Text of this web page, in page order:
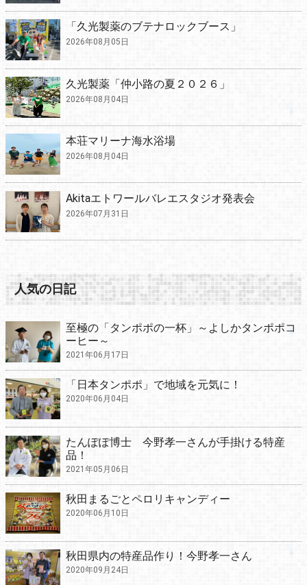
「久光製薬のブテナロックブース」
2026年08月05日
久光製薬「仲小路の夏２０２６」
2026年08月04日
本荘マリーナ海水浴場
2026年08月04日
Akitaエトワールバレエスタジオ発表会
2026年07月31日
人気の日記
至極の「タンポポの一杯」～よしかタンポポコ
ーヒー～
2021年06月17日
「日本タンポポ」で地域を元気に！
2020年06月04日
たんぽぽ博士 今野孝一さんが手掛ける特産
品！
2021年05月06日
秋田まるごとペロリキャンディー
2020年06月10日
秋田県内の特産品作り！今野孝一さん
2020年09月24日